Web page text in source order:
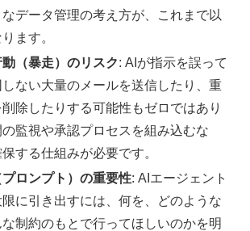
データ管理の考え方が、これまで以
ます。
（暴走）のリスク: AIが指示を誤って
ない大量のメールを送信したり、重
除したりする可能性もゼロではあり
の監視や承認プロセスを組み込むな
する仕組みが必要です。
ロンプト）の重要性: AIエージェント
に引き出すには、何を、どのような
制約のもとで行ってほしいのかを明